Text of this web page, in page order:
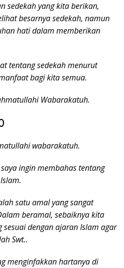
sedekah yang kita berikan,
besarnya sedekah, namun
hati dalam memberikan
tentang sedekah menurut
bagi kita semua.
Wabarakatuh.
wabarakatuh.
ingin membahas tentang
satu amal yang sangat
beramal, sebaiknya kita
sesuai dengan ajaran Islam agar
Swt..
menginfakkan hartanya di